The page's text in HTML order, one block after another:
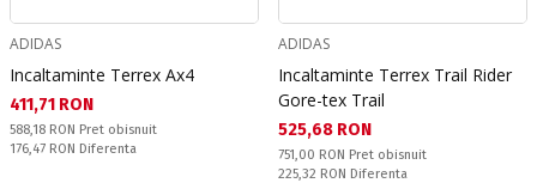
ADIDAS
Incaltaminte Terrex Ax4
Текуща цена:
411,71 RON
Pret obisnuit:
588,18 RON Pret obisnuit
Спестявате:
176,47 RON Diferenta
ADIDAS
Incaltaminte Terrex Trail Rider
Gore-tex Trail
Текуща цена:
525,68 RON
Pret obisnuit:
751,00 RON Pret obisnuit
Спестявате:
225,32 RON Diferenta